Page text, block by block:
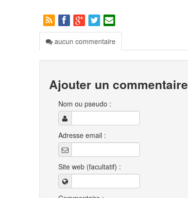
aucun commentaire
Ajouter un commentaire
Nom ou pseudo :
Adresse email :
Site web (facultatif) :